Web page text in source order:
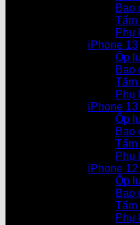
Bao
Tấm
Phụ
iPhone 13
Ốp
Bao
Tấm
Phụ
iPhone 13
Ốp
Bao
Tấm
Phụ
iPhone
Ốp
Bao
Tấm
Phụ